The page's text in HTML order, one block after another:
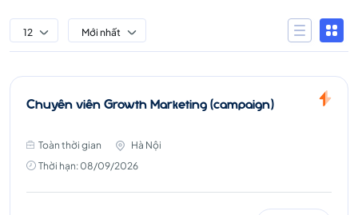
12 Mới nhất
Chuyên viên Growth Marketing (campaign)
Toàn thời gian
Hà Nội
Thời hạn: 08/09/2026